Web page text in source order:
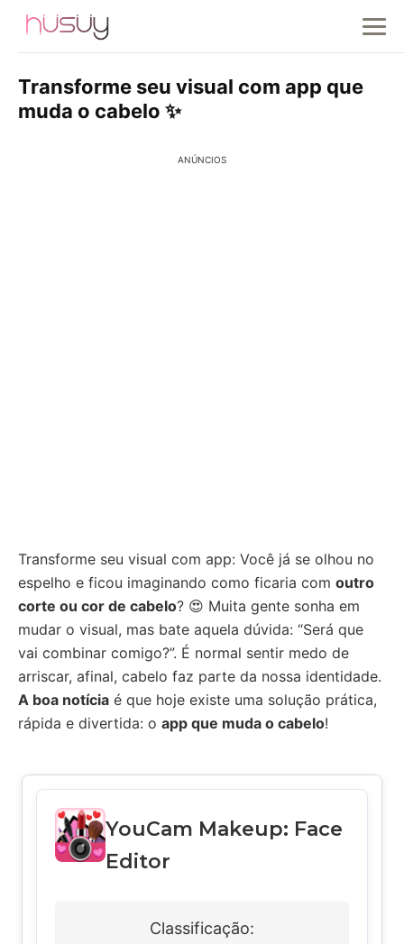
Transforme seu visual com app que
muda o cabelo ✨
ANÚNCIOS
Transforme seu visual com app: Você já se olhou no
espelho e ficou imaginando como ficaria com outro
corte ou cor de cabelo? 😍 Muita gente sonha em
mudar o visual, mas bate aquela dúvida: “Será que
vai combinar comigo?”. É normal sentir medo de
arriscar, afinal, cabelo faz parte da nossa identidade.
A boa notícia é que hoje existe uma solução prática,
rápida e divertida: o app que muda o cabelo!
YouCam Makeup: Face
Editor
Classificação: